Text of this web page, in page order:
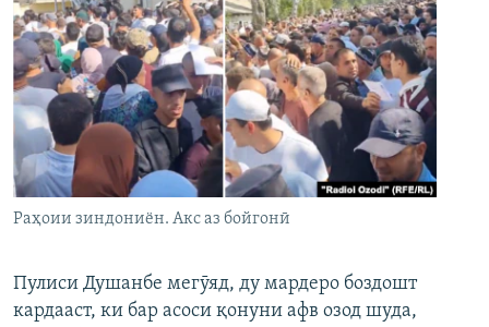
Раҳоии зиндониён. Акс аз бойгонӣ
Пулиси Душанбе мегӯяд, ду мардеро боздошт
кардааст, ки бар асоси қонуни афв озод шуда,